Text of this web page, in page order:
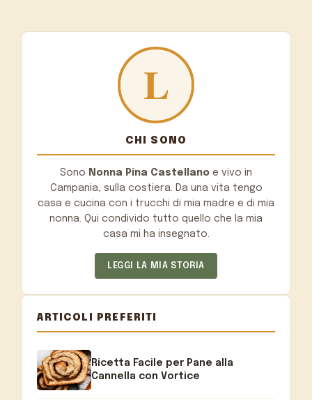
CHI SONO
Sono Nonna Pina Castellano e vivo in
Campania, sulla costiera. Da una vita tengo
casa e cucina con i trucchi di mia madre e di mia
nonna. Qui condivido tutto quello che la mia
casa mi ha insegnato.
LEGGI LA MIA STORIA
ARTICOLI PREFERITI
Ricetta Facile per Pane alla
Cannella con Vortice